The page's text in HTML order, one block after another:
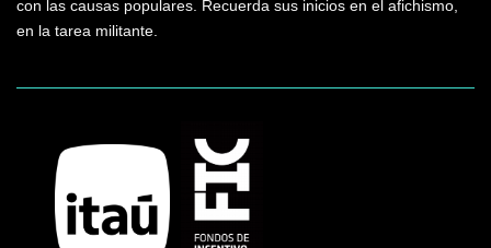
con las causas populares. Recuerda sus inicios en el afichismo,
en la tarea militante.